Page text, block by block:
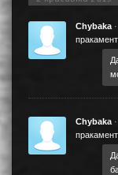
Chybaka ·
Chybaka ·